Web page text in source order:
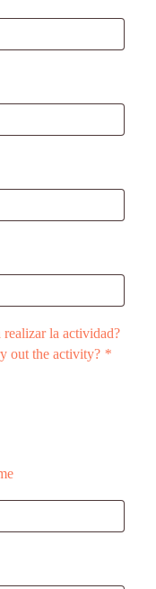
realizar la actividad?
out the activity? *